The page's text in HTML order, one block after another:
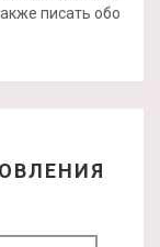
писать обо